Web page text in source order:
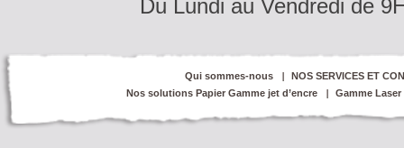
Du Lundi au Vendredi de
Qui sommes-nous
NOS SERVICES ET
Nos solutions Papier Gamme jet d’encre
Gamme Laser